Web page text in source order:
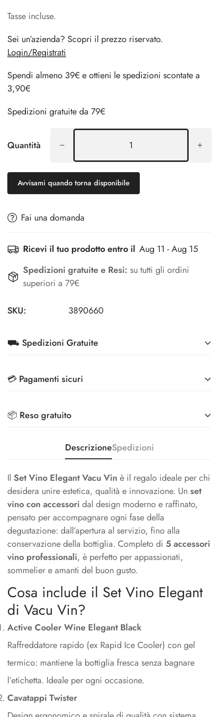
Tasse incluse.
Sei un’azienda? Scopri il prezzo riservato.
Login/Registrati
Spendi almeno 39€ e ottieni le spedizioni scontate a
3,90€
Spedizioni gratuite da 79€
Quantità
Avvisami quando torna disponibile
Fai una domanda
Ricevi il tuo prodotto entro il Aug 11 - Aug 15
Spedizioni gratuite e Resi: su tutti gli ordini
superiori a 79€
SKU: 3890660
⛟ Spedizioni Gratuite
per Aziende)
Spedizioni scontate a 3,90€ per ordini superiori a 39€
anche nei 5000+ punti InPost
💳 Pagamenti sicuri
metodi di pagamento più sicuri sul mercato
📦 Reso gratuito
Riconsegna i tuoi prodotti e ti rimborsiamo l'intero
DescrizioneSpedizioni
Il Set Vino Elegant Vacu Vin è il regalo ideale per chi
desidera unire estetica, qualità e innovazione. Un set
vino con accessori dal design moderno e raffinato,
pensato per accompagnare ogni fase della
degustazione: dall’apertura al servizio, fino alla
conservazione della bottiglia. Completo di 5 accessori
vino professionali, è perfetto per appassionati,
sommelier e amanti del buon gusto.
Cosa include il Set Vino Elegant
di Vacu Vin?
Active Cooler Wine Elegant Black
Raffreddatore rapido (ex Rapid Ice Cooler) con gel
termico: mantiene la bottiglia fresca senza bagnare
l’etichetta. Ideale per ogni occasione.
Cavatappi Twister